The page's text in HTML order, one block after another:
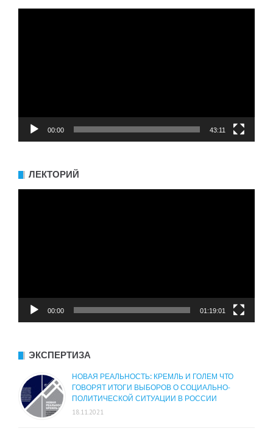
00:00 43:11
ЛЕКТОРИЙ
00:00 01:19:01
ЭКСПЕРТИЗА
НОВАЯ РЕАЛЬНОСТЬ: КРЕМЛЬ И ГОЛЕМ ЧТО
ГОВОРЯТ ИТОГИ ВЫБОРОВ О СОЦИАЛЬНО-
ПОЛИТИЧЕСКОЙ СИТУАЦИИ В РОССИИ
18.11.2021